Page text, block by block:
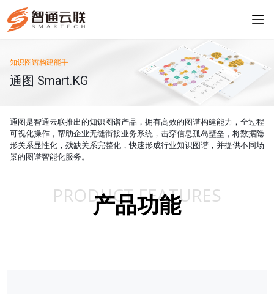
知识图谱构建能手
通图 Smart.KG
通图是智通云联推出的知识图谱产品，拥有高效的图谱构建能力，全过程
可视化操作，帮助企业无缝衔接业务系统，击穿信息孤岛壁垒，将数据隐
形关系显性化，残缺关系完整化，快速形成行业知识图谱，并提供不同场
景的图谱智能化服务。
PRODUCT FEATURES
产品功能